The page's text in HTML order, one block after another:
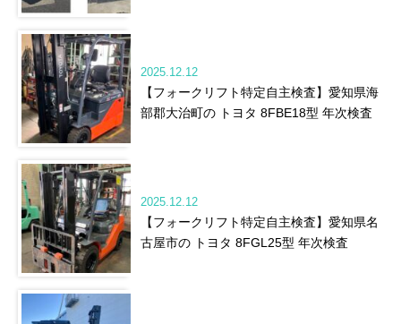
2025.12.12
【フォークリフト特定自主検査】愛知県海
部郡大治町の トヨタ 8FBE18型 年次検査
2025.12.12
【フォークリフト特定自主検査】愛知県名
古屋市の トヨタ 8FGL25型 年次検査